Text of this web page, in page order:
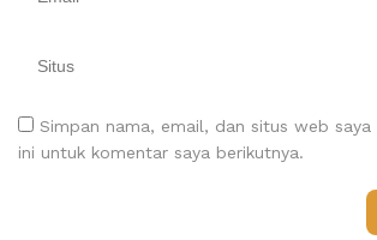
Simpan nama, email, dan situs web
ini untuk komentar saya berikutnya.